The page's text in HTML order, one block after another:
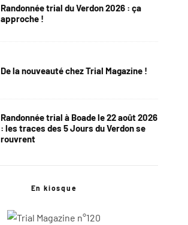
Randonnée trial du Verdon 2026 : ça
approche !
De la nouveauté chez Trial Magazine !
Randonnée trial à Boade le 22 août 2026
: les traces des 5 Jours du Verdon se
rouvrent
En kiosque